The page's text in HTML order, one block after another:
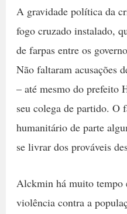
A gravidade política da
fogo cruzado instalado,
de farpas entre os
Não faltaram acusações
– até mesmo do prefeito
seu colega de partido. O
humanitário de parte
se livrar dos prováveis
Alckmin há muito tempo
violência contra a